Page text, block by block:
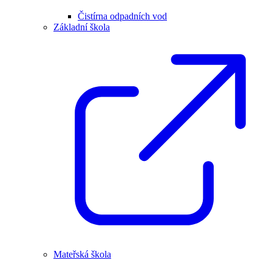
Čistírna odpadních vod
Základní škola
Mateřská škola